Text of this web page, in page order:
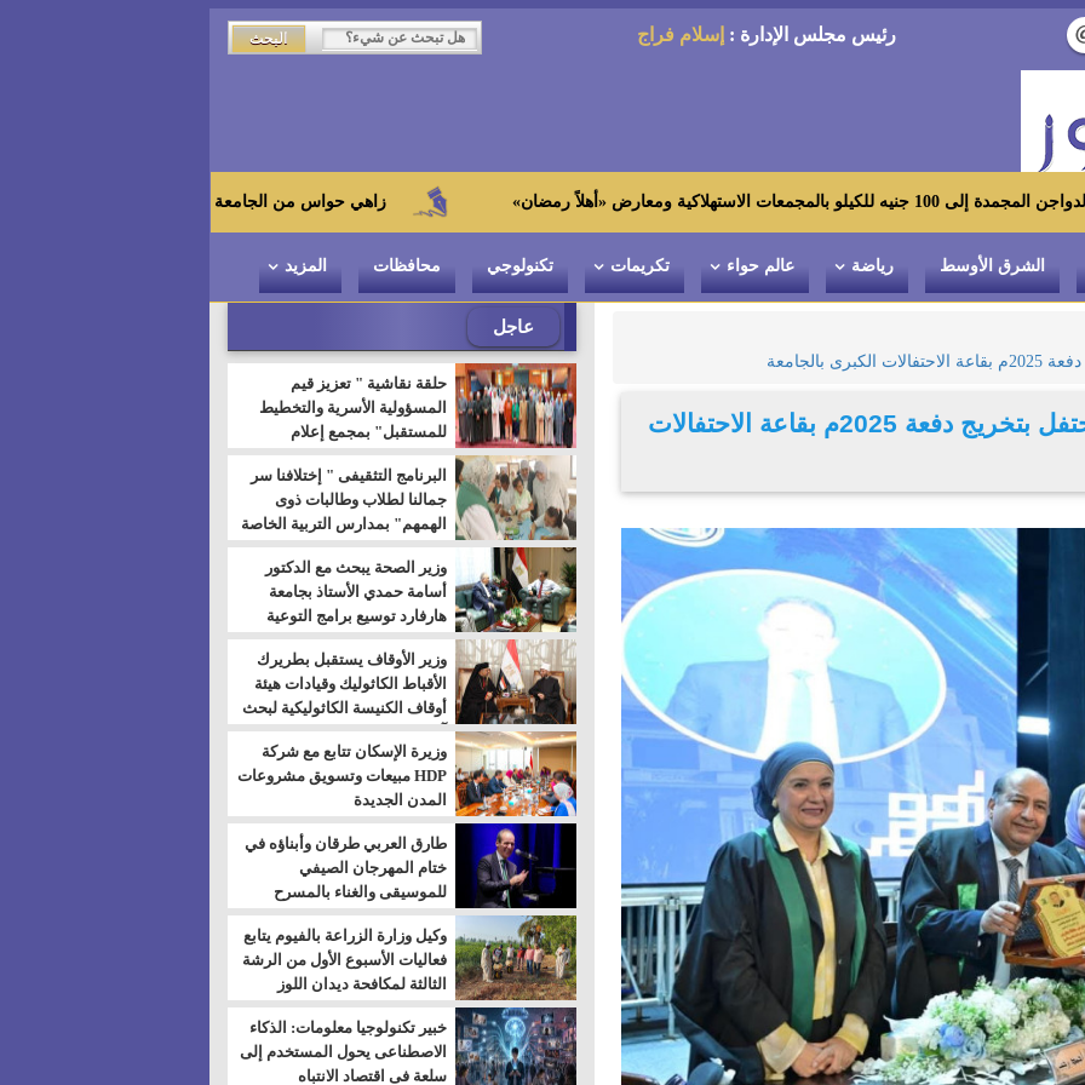
رئيس مجلس الإدارة : إسلام فراج
زاهي حواس من الجامعة اليابانية : "توت عنخ آمون" هو بطل المتحف
الشرق الأوسط رياضة عالم حواء تكريمات تكنولوجي محافظات المزيد
بالجامعة
كلية التربية للطفولة المبكرة تحتفل بتخريج دفعة 2025م بقاعة الاحتفالات
عاجل
حلقة نقاشية " تعزيز قيم
المسؤولية الأسرية والتخطيط
للمستقبل" بمجمع إعلام
السويس
البرنامج التثقيفى " إختلافنا سر
جمالنا لطلاب وطالبات ذوى
الهمهم" بمدارس التربية الخاصة
بالسويس
وزير الصحة يبحث مع الدكتور
أسامة حمدي الأستاذ بجامعة
هارفارد توسيع برامج التوعية
بمرض السكري
وزير الأوقاف يستقبل بطريرك
الأقباط الكاثوليك وقيادات هيئة
أوقاف الكنيسة الكاثوليكية لبحث
آفاق التعاون المشترك
وزيرة الإسكان تتابع مع شركة
HDP مبيعات وتسويق مشروعات
المدن الجديدة
طارق العربي طرقان وأبناؤه في
ختام المهرجان الصيفي
للموسيقى والغناء بالمسرح
المكشوف
وكيل وزارة الزراعة بالفيوم يتابع
فعاليات الأسبوع الأول من الرشة
الثالثة لمكافحة ديدان اللوز
للقطن
خبير تكنولوجيا معلومات: الذكاء
الاصطناعى يحول المستخدم إلى
سلعة فى اقتصاد الانتباه